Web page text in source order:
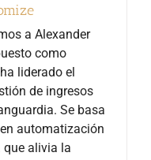
a Alexander
como
liderado el
de ingresos
Se basa
automatización
que alivia la